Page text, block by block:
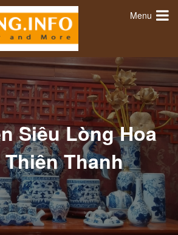
Menu
Siêu Lòng Hoa
Thiên Thanh